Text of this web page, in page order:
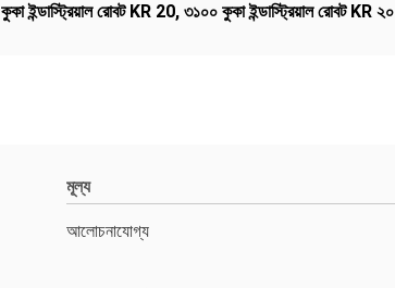
কুকা ইন্ডাস্ট্রিয়াল রোবট KR 20, ৩১০০ কুকা ইন্ডাস্ট্রিয়াল রোবট KR ২০
মূল্য
আলোচনাযোগ্য